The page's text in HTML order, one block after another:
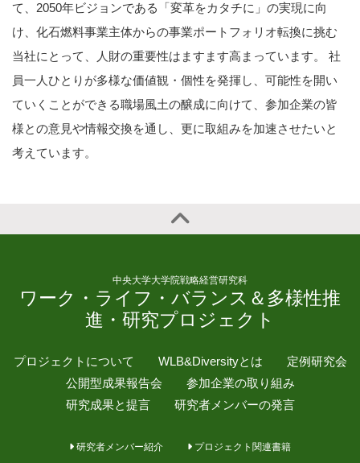
て、2050年ビジョンである「変革をカタチに」の実現に向
け、化石燃料事業主体からの事業ポートフォリオ転換に挑む
当社にとって、人財の重要性はますます高まっています。 社
員一人ひとりが多様な価値観・個性を発揮し、可能性を開い
ていくことができる職場風土の醸成に向けて、参加企業の皆
様との意見や情報交換を通し、更に取組みを加速させたいと
考えています。
中央大学大学院戦略経営研究科
ワーク・ライフ・バランス＆多様性推
進・研究プロジェクト
プロジェクトについて WLB&Diversityとは
定例研究会
公開型成果報告会
参加企業の取り組み
研究成果と提言
研究者メンバーの発言
研究者メンバー紹介 プロジェクト関連書籍